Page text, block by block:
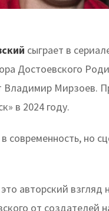
сыграет в
Достоевского
Владимир Мирзоев.
в 2024 году.
современность, но
авторский взгляд
от создателей